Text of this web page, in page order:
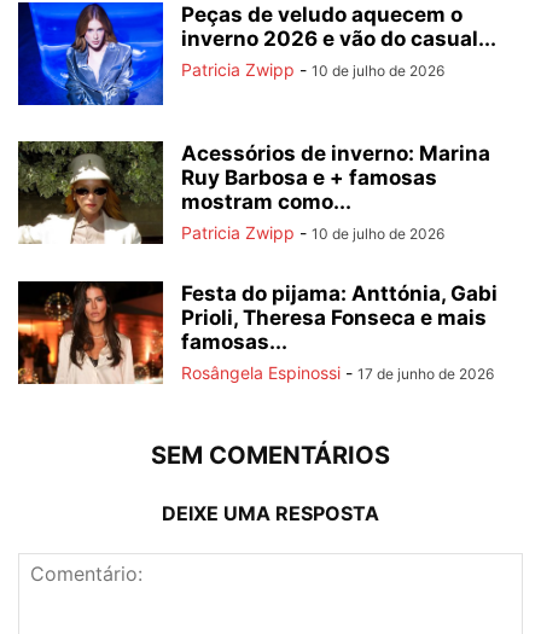
Peças de veludo aquecem o
inverno 2026 e vão do casual...
Patricia Zwipp - 10 de julho de 2026
Acessórios de inverno: Marina
Ruy Barbosa e + famosas
mostram como...
Patricia Zwipp - 10 de julho de 2026
Festa do pijama: Anttónia, Gabi
Prioli, Theresa Fonseca e mais
famosas...
Rosângela Espinossi - 17 de junho de 2026
SEM COMENTÁRIOS
DEIXE UMA RESPOSTA